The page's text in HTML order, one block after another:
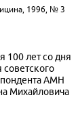
1996, № 3
100 лет со дня
АМН
Михайловича